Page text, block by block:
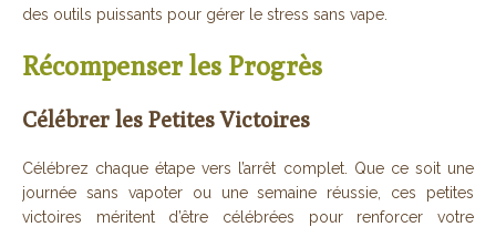
des outils puissants pour gérer le stress sans vape.
Récompenser les Progrès
Célébrer les Petites Victoires
Célébrez chaque étape vers l’arrêt complet. Que ce soit une
journée sans vapoter ou une semaine réussie, ces petites
victoires méritent d’être célébrées pour renforcer votre